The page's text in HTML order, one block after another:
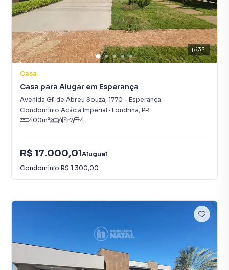
32
Casa
Casa para Alugar em Esperança
Avenida Gil de Abreu Souza, 1770 - Esperança
Condomínio Acácia Imperial · Londrina, PR
400m² 4 7 4
R$ 17.000,01Aluguel
Condomínio R$ 1.300,00